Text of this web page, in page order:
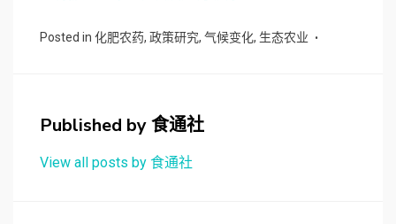
Posted in 化肥农药, 政策研究, 气候变化, 生态农业
Published by食通社
View all posts by 食通社